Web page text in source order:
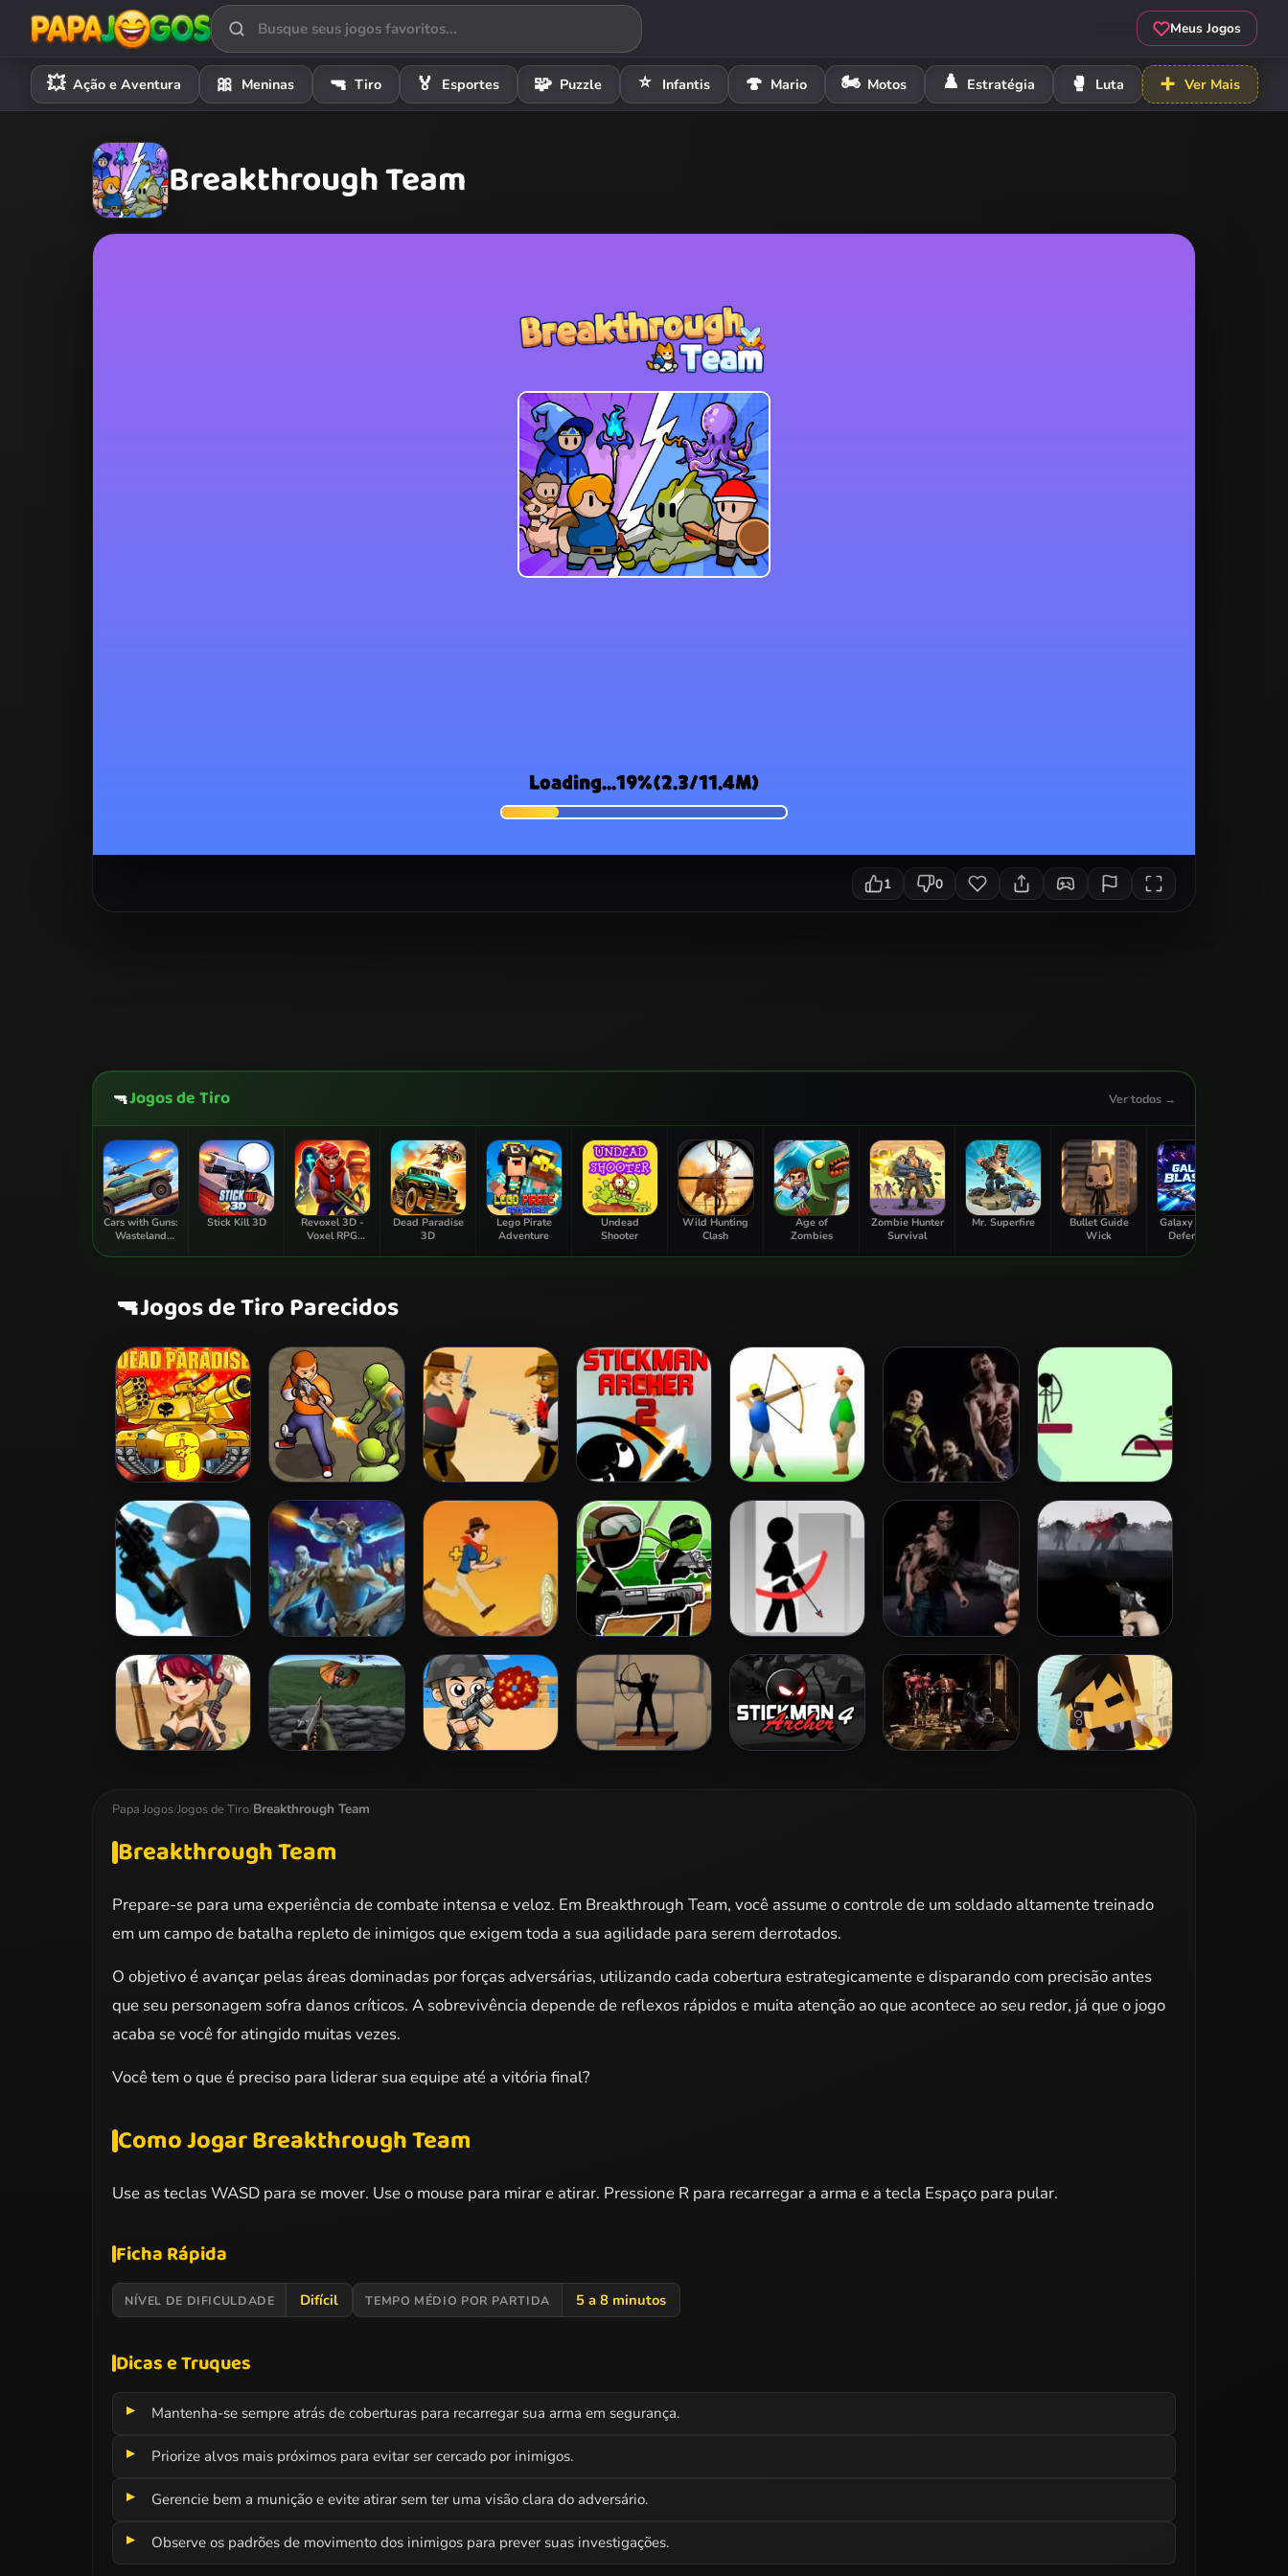
Meus Jogos
💥 Ação e Aventura 🎀 Meninas 🔫 Tiro 🏅 Esportes 🧩 Puzzle ⭐ Infantis 🍄 Mario 🏍️ Motos ♟️ Estratégia 🥊 Luta ➕ Ver Mais
Breakthrough Team
1 0
🔫Jogos de Tiro Ver todos →
Cars with Guns:
Wasteland
Stick Kill 3D
Revoxel 3D -
Voxel RPG
Dead Paradise
3D
Lego Pirate
Adventure
Undead
Shooter
Wild Hunting
Clash
Age of
Zombies
Zombie Hunter
Survival
Mr. Superfire
Bullet Guide
Wick
Galaxy Blaster
Defend the
Galaxy
🔫Jogos de Tiro Parecidos
Dead Paradise 3 Zombie Survival Gunblood Stickman Archer
2
Apple Shooter Zombie Invasion Archery
Tactical Squad Galactic Run
Guardians Galaxy
Cowboy Shoot
Zombies
Stickman Army:
The Resistance
Stickman Archer
Online
Dead City Run Into Death
Papa Jogos/Jogos de Tiro/Breakthrough Team
Breakthrough Team
Prepare-se para uma experiência de combate intensa e veloz. Em Breakthrough Team, você assume o controle de um soldado altamente treinado
em um campo de batalha repleto de inimigos que exigem toda a sua agilidade para serem derrotados.
O objetivo é avançar pelas áreas dominadas por forças adversárias, utilizando cada cobertura estrategicamente e disparando com precisão antes
que seu personagem sofra danos críticos. A sobrevivência depende de reflexos rápidos e muita atenção ao que acontece ao seu redor, já que o jogo
acaba se você for atingido muitas vezes.
Você tem o que é preciso para liderar sua equipe até a vitória final?
Como Jogar Breakthrough Team
Use as teclas WASD para se mover. Use o mouse para mirar e atirar. Pressione R para recarregar a arma e a tecla Espaço para pular.
Ficha Rápida
NÍVEL DE DIFICULDADE Difícil TEMPO MÉDIO POR PARTIDA 5 a 8 minutos
Dicas e Truques
Mantenha-se sempre atrás de coberturas para recarregar sua arma em segurança.
Priorize alvos mais próximos para evitar ser cercado por inimigos.
Gerencie bem a munição e evite atirar sem ter uma visão clara do adversário.
Observe os padrões de movimento dos inimigos para prever suas investigações.